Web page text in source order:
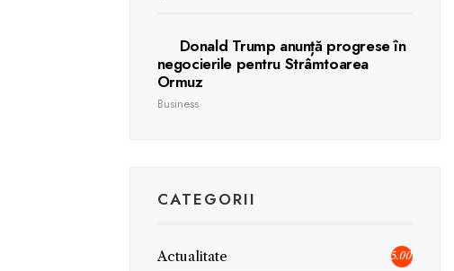
Donald Trump anunță progrese în
negocierile pentru Strâmtoarea
Ormuz
Business
CATEGORII
Actualitate 5.006